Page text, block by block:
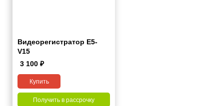
Видеорегистратор E5-
V15
3 100 ₽
Купить
Получить в рассрочку